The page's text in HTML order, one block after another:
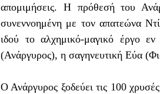
απομιμήσεις. Η πρόθεσή του
συνεννοημένη με τον απατεώνα
ιδού το αλχημικό-μαγικό έργο
(Ανάργυρος), η σαγηνευτική Εύα
Ο Ανάργυρος ξοδεύει τις 100